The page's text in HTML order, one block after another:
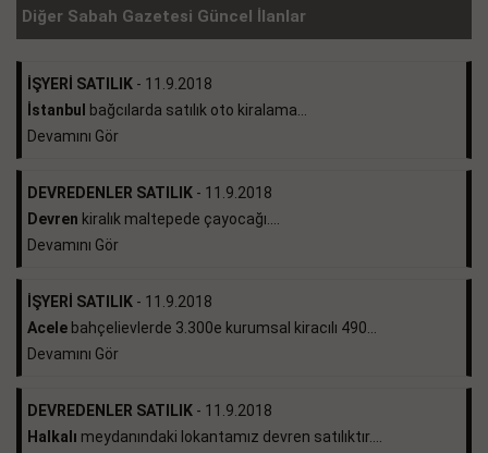
Diğer Sabah Gazetesi Güncel İlanlar
İŞYERİ SATILIK - 11.9.2018
İstanbul
bağcılarda satılık oto kiralama...
Devamını Gör
DEVREDENLER SATILIK - 11.9.2018
Devren kiralık maltepede çayocağı....
Devamını Gör
İŞYERİ SATILIK - 11.9.2018
Acele bahçelievlerde 3.300e kurumsal kiracılı 490...
Devamını Gör
DEVREDENLER SATILIK - 11.9.2018
Halkalı meydanındaki lokantamız devren satılıktır....